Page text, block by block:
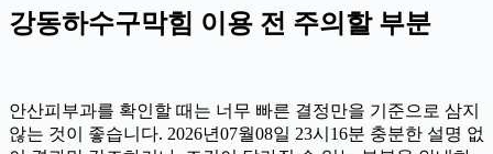
강동하수구막힘 이용 전 주의할 부분
안산피부과를 확인할 때는 너무 빠른 결정만을 기준으로 삼지
않는 것이 좋습니다. 2026년07월08일 23시16분 충분한 설명 없